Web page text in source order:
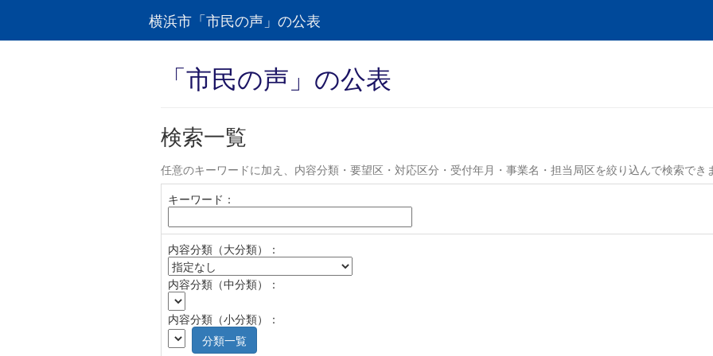
横浜市「市民の声」の公表
「市民の声」の公表
検索一覧
任意のキーワードに加え、内容分類・要望区・対応区分・受付年月・事業名・担当局区を絞り込んで検索でき
キーワード：
内容分類（大分類）：
内容分類（中分類）：
内容分類（小分類）：
分類一覧